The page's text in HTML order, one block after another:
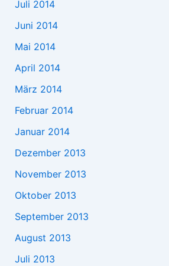
Juli 2014
Juni 2014
Mai 2014
April 2014
März 2014
Februar 2014
Januar 2014
Dezember 2013
November 2013
Oktober 2013
September 2013
August 2013
Juli 2013